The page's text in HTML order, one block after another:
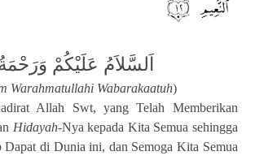
اَلسَّلاَمُ عَلَيْكُمْ وَرَحْمَةُ
Warahmatullahi Wabarakaatuh)
Allah Swt, yang Telah Memberikan
Hidayah-Nya kepada Kita Semua sehingga
di Dunia ini, dan Semoga Kita Semua